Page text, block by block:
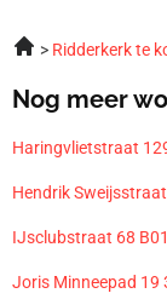
Ridderkerk te
Nog meer
Haringvlietstraat
Hendrik
IJsclubstraat 68
Joris Minneepad 19